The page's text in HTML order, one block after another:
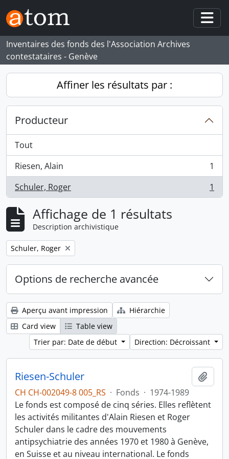
Skip to main content
Inventaires des fonds des l'Association Archives
contestataires - Genève
Affiner les résultats par :
Producteur
Tout
Riesen, Alain
, 1 résultats
1
Schuler, Roger
, 1 résultats 1
Affichage de 1 résultats
Description archivistique
Remove filter:
Schuler, Roger
Options de recherche avancée
Aperçu avant impression
Hiérarchie
Card view
Table view
Trier par: Date de début
Direction: Décroissant
Riesen-Schuler
CH CH-002049-8 005_RS · Fonds · 1974-1989
Le fonds est composé de cinq séries. Elles reflètent
les activités militantes d'Alain Riesen et Roger
Schuler dans le cadre des mouvements
antipsychiatrie des années 1970 et 1980 à Genève,
en Suisse et au niveau international. Le fonds